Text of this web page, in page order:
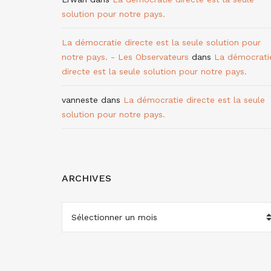
solution pour notre pays.
La démocratie directe est la seule solution pour
notre pays. - Les Observateurs dans La
directe est la seule solution pour notre pays.
vanneste dans La démocratie directe est la seule
solution pour notre pays.
ARCHIVES
ARCHIVES